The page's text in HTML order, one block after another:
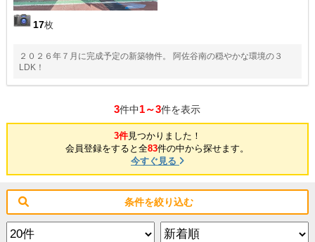
17枚
２０２６年７月に完成予定の新築物件。 阿佐谷南の穏やかな環境の３
LDK！
3件中1～3件を表示
3件見つかりました！
会員登録をすると全83件の中から探せます。
今すぐ見る
条件を絞り込む